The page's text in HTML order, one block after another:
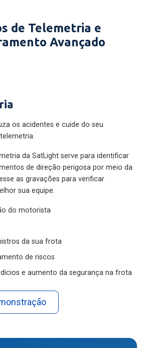
de Telemetria e
Avançado
os acidentes e cuide do seu
da SatLight serve para identificar
de direção perigosa por meio da
as gravações para verificar
sua equipe.
do motorista
da sua frota
de riscos
e aumento da segurança na frota